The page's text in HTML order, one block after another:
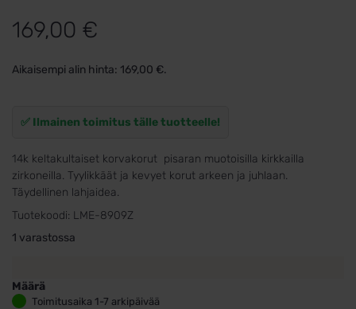
169,00 €
Aikaisempi alin hinta: 169,00 €.
✅ Ilmainen toimitus tälle tuotteelle!
14k keltakultaiset korvakorut pisaran muotoisilla kirkkailla
zirkoneilla. Tyylikkäät ja kevyet korut arkeen ja juhlaan.
Täydellinen lahjaidea.
Tuotekoodi: LME-8909Z
1 varastossa
Määrä
Keltakultaiset
Toimitusaika 1-7 arkipäivää